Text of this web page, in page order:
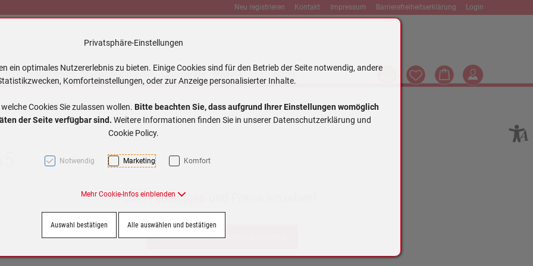
Neu registrieren Kontakt Impressum Barrierefreiheitserklärung Login
Traktionsbatterien Stationär Batterien Ladegeräte MAKITA Suche VergleichWunschlisteWarenkorbLogin
Jetzt einloggen und Preise einsehen!
Jetzt einloggen / kostenlos registrieren
Privatsphäre-Einstellungen
ein optimales Nutzererlebnis zu bieten. Einige Cookies sind für den Betrieb der Seite notwendig, andere
Komforteinstellungen, oder zur Anzeige personalisierter Inhalte.
Cookies Sie zulassen wollen. Bitte beachten Sie, dass aufgrund Ihrer Einstellungen womöglich
der Seite verfügbar sind. Weitere Informationen finden Sie in unserer Datenschutzerklärung und
Cookie Policy.
Notwendig Marketing Komfort
Mehr Cookie-Infos einblenden
Auswahl bestätigen Alle auswählen und bestätigen